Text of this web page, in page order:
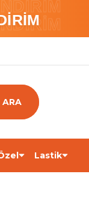
ARA
Lastik